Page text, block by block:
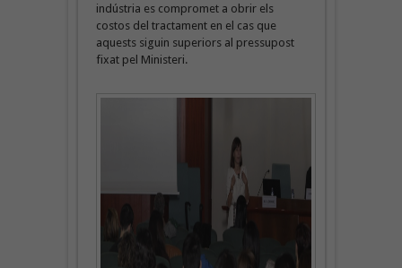
indústria es compromet a obrir els
costos del tractament en el cas que
aquests siguin superiors al pressupost
fixat pel Ministeri.